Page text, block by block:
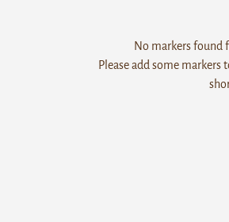
No markers found
Please add some